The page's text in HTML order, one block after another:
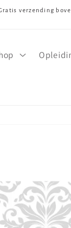
verzending